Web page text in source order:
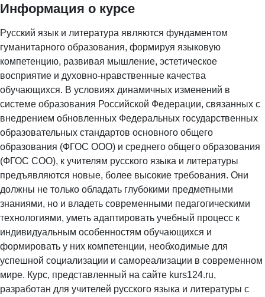
Информация о курсе
Русский язык и литература являются фундаментом
гуманитарного образования, формируя языковую
компетенцию, развивая мышление, эстетическое
восприятие и духовно-нравственные качества
обучающихся. В условиях динамичных изменений в
системе образования Российской Федерации, связанных с
внедрением обновленных Федеральных государственных
образовательных стандартов основного общего
образования (ФГОС ООО) и среднего общего образования
(ФГОС СОО), к учителям русского языка и литературы
предъявляются новые, более высокие требования. Они
должны не только обладать глубокими предметными
знаниями, но и владеть современными педагогическими
технологиями, уметь адаптировать учебный процесс к
индивидуальным особенностям обучающихся и
формировать у них компетенции, необходимые для
успешной социализации и самореализации в современном
мире. Курс, представленный на сайте kurs124.ru,
разработан для учителей русского языка и литературы с